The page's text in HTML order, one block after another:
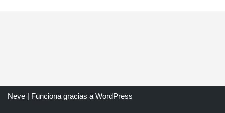
Neve | Funciona gracias a WordPress